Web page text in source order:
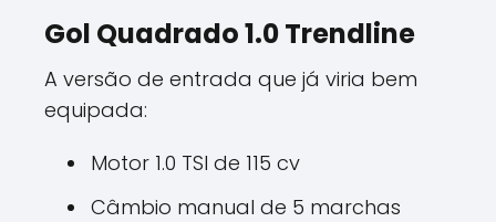
Gol Quadrado 1.0 Trendline
A versão de entrada que já viria bem
equipada:
Motor 1.0 TSI de 115 cv
Câmbio manual de 5 marchas